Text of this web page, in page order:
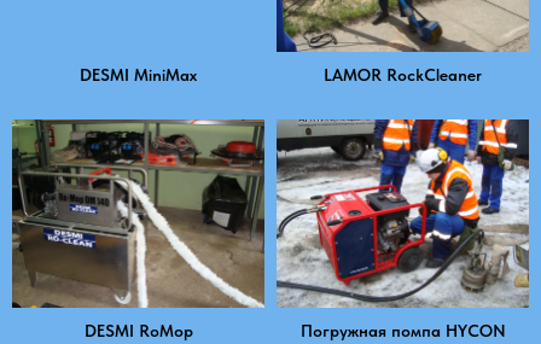
DESMI MiniMax LAMOR RockCleaner
DESMI RoMop Погружная помпа HYCON